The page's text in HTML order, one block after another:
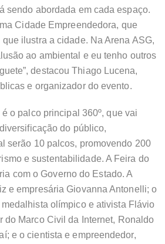
sendo abordada em cada espaço.
Cidade Empreendedora, que
ilustra a cidade. Na Arena ASG,
ao ambiental e eu tenho outros
destacou Thiago Lucena,
e organizador do evento.
o palco principal 360º, que vai
do público,
serão 10 palcos, promovendo 200
e sustentabilidade. A Feira do
com o Governo do Estado. A
e empresária Giovanna Antonelli; o
olímpico e ativista Flávio
Marco Civil da Internet, Ronaldo
e o cientista e empreendedor,